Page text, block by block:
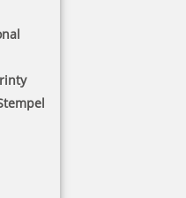
ohne Bildschirm.
Motive
Motorik und
oder
das perfekte
Kinder und ein